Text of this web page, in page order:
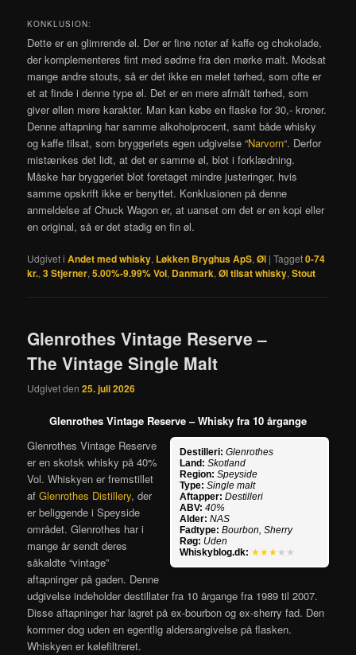
KONKLUSION:
Dette er en glimrende øl. Der er fine noter af kaffe og chokolade,
der komplementeres fint med sødme fra den mørke malt. Modsat
mange andre stouts, så er det ikke en melet tørhed, som ofte er
et at finde i denne type øl. Det er en mere afmålt tørhed, som
giver øllen mere karakter. Man kan købe en flaske for 30,- kroner.
Denne aftapning har samme alkoholprocent, samt både whisky
og kaffe tilsat, som bryggeriets egen udgivelse “Narvorn“. Derfor
mistænkes det lidt, at det er samme øl, blot i forklædning.
Måske har bryggeriet blot foretaget mindre justeringer, hvis
samme opskrift ikke er benyttet. Konklusionen på denne
anmeldelse af Chuck Wagon er, at uanset om det er en kopi eller
en original, så er det stadig en fin øl.
Udgivet i Andet med whisky, Løkken Bryghus ApS,Øl |Tagget0-74
kr.,3 Stjerner,5.00%-9.99% Vol, Danmark,Øl tilsat whisky,Stout
Glenrothes Vintage Reserve –
The Vintage Single Malt
Udgivet den25. juli 2026
Glenrothes Vintage Reserve – Whisky fra 10 årgange
Destilleri: Glenrothes
Land: Skotland
Region: Speyside
Type: Single malt
Aftapper: Destilleri
ABV: 40%
Alder: NAS
Fadtype: Bourbon, Sherry
Røg: Uden
Whiskyblog.dk: ★★★ ★★
Glenrothes Vintage Reserve
er en skotsk whisky på 40%
Vol. Whiskyen er fremstillet
afGlenrothes Distillery, der
er beliggende i Speyside
området. Glenrothes har i
mange år sendt deres
såkaldte “vintage”
aftapninger på gaden. Denne
udgivelse indeholder destillater fra 10 årgange fra 1989 til 2007.
Disse aftapninger har lagret på ex-bourbon og ex-sherry fad. Den
kommer dog uden en egentlig aldersangivelse på flasken.
Whiskyen er kølefiltreret.